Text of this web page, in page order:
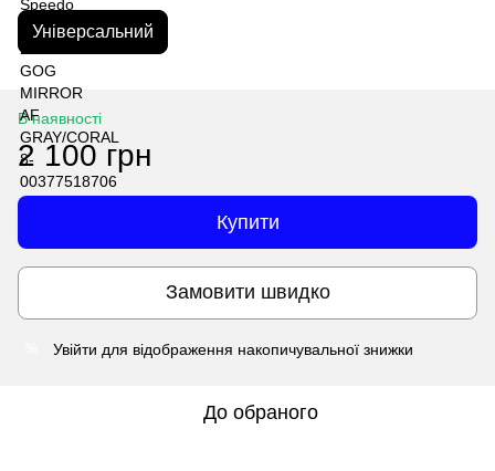
Універсальний
В наявності
2 100 грн
Купити
Замовити швидко
Увійти для відображення накопичувальної знижки
До обраного